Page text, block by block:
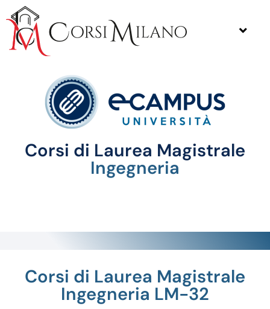
Corsi di Laurea Magistrale
Ingegneria
Corsi di Laurea Magistrale
Ingegneria LM-32